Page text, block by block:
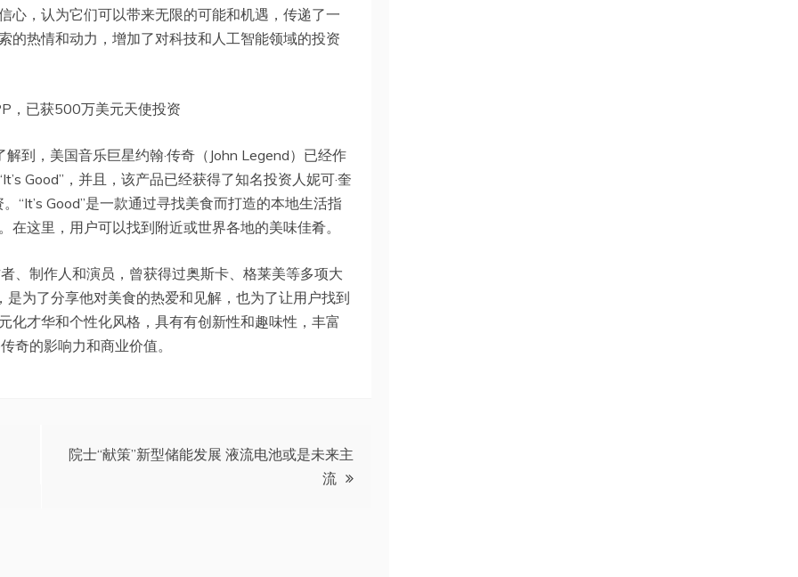
心，认为它们可以带来无限的可能和机遇，传递了一
的热情和动力，增加了对科技和人工智能领域的投资
，已获500万美元天使投资
到，美国音乐巨星约翰·传奇（John Legend）已经作
Good”，并且，该产品已经获得了知名投资人妮可·奎
“It’s Good”是一款通过寻找美食而打造的本地生活指
这里，用户可以找到附近或世界各地的美味佳肴。
、制作人和演员，曾获得过奥斯卡、格莱美等多项大
是为了分享他对美食的热爱和见解，也为了让用户找到
化才华和个性化风格，具有有创新性和趣味性，丰富
奇的影响力和商业价值。
院士“献策”新型储能发展 液流电池或是未来主
流